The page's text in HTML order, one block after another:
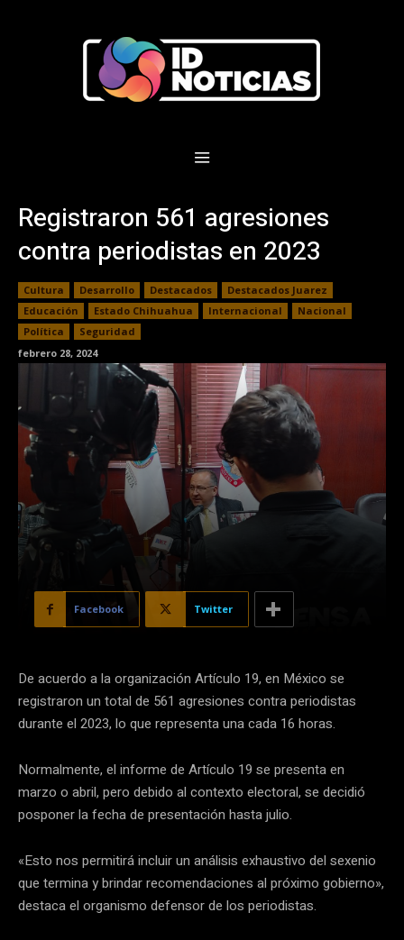
Registraron 561 agresiones
contra periodistas en 2023
Cultura Desarrollo Destacados
Destacados Juarez
Educación
Estado Chihuahua Internacional
Nacional
Política
Seguridad
febrero 28, 2024
Facebook Twitter
De acuerdo a la organización Artículo 19, en México se
registraron un total de 561 agresiones contra periodistas
durante el 2023, lo que representa una cada 16 horas.
Normalmente, el informe de Artículo 19 se presenta en
marzo o abril, pero debido al contexto electoral, se decidió
posponer la fecha de presentación hasta julio.
«Esto nos permitirá incluir un análisis exhaustivo del sexenio
que termina y brindar recomendaciones al próximo gobierno»,
destaca el organismo defensor de los periodistas.